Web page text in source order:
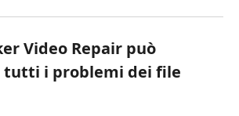
Video Repair può
tutti i problemi dei file